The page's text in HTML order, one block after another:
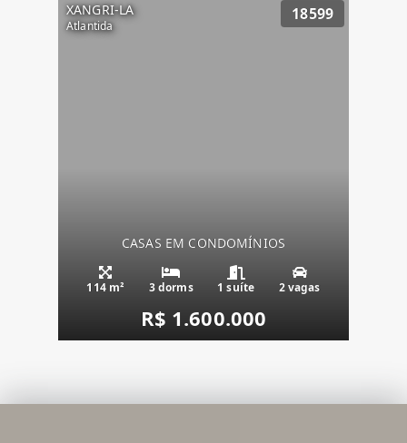
XANGRI-LA
Atlantida
18599
CASAS EM CONDOMÍNIOS
114 m² 3 dorms 1 suíte 2 vagas
R$ 1.600.000